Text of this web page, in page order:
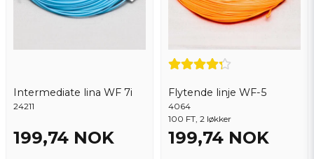
Intermediate lina WF 7i
24211
199,74 NOK
Flytende linje WF-5
4064
100 FT, 2 løkker
199,74 NOK
Send spørsmål